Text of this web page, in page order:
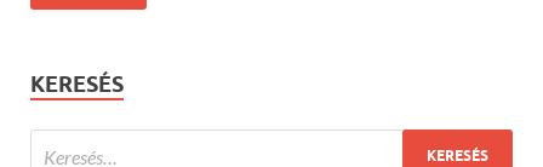
KERESÉS